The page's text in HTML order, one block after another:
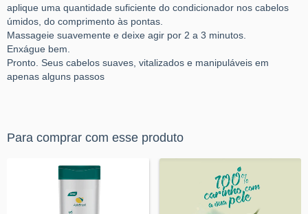
aplique uma quantidade suficiente do condicionador nos cabelos
úmidos, do comprimento às pontas.
Massageie suavemente e deixe agir por 2 a 3 minutos.
Enxágue bem.
Pronto. Seus cabelos suaves, vitalizados e manipuláveis em
apenas alguns passos
Para comprar com esse produto